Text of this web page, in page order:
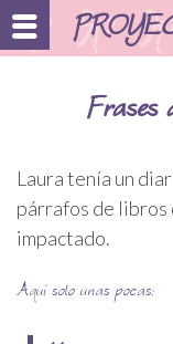
Skip
to
Frases
Laura tenía un
párrafos de libros
impactado.
Aquí solo unas pocas: